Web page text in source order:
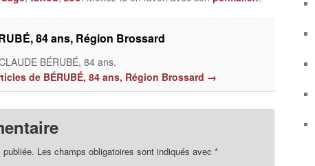
84 ans, Région Brossard
BÉRUBÉ, 84 ans.
de BÉRUBÉ, 84 ans, Région Brossard →
Les champs obligatoires sont indiqués avec *